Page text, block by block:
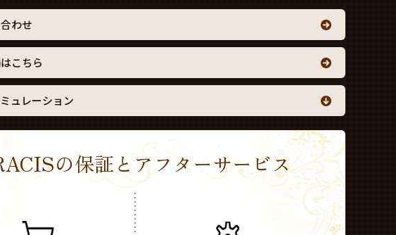
わせ
こちら
ュレーション
の保証とアフターサービス